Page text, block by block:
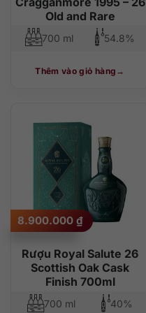
Old and Rare
700 ml 54.8%
Thêm vào giỏ hàng
Rượu Royal Salute 26
Scottish Oak Cask
Finish 700ml
8.900.000 ₫
700 ml 40%